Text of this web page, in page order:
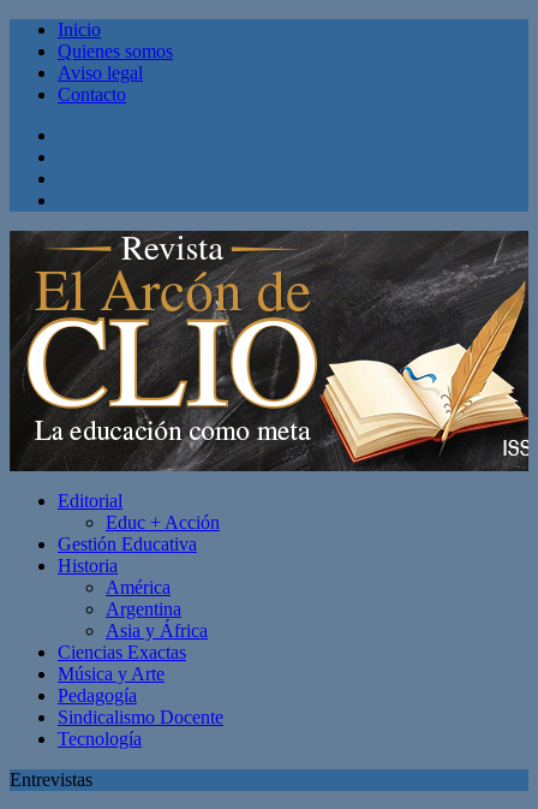
Inicio
Quienes somos
Aviso legal
Contacto
Editorial
Educ + Acción
Gestión Educativa
Historia
América
Argentina
Asia y África
Ciencias Exactas
Música y Arte
Pedagogía
Sindicalismo Docente
Tecnología
Entrevistas